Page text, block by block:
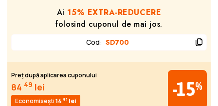
Ai 15% EXTRA-REDUCERE
folosind cuponul de mai jos.
Cod: SD700
Preț după aplicarea cuponului
84 49 lei
Economisești14 91 lei
-15%